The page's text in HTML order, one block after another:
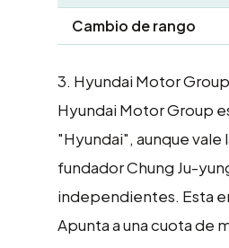
Cambio de rango
3. Hyundai Motor Group
Hyundai Motor Group
"Hyundai", aunque
fundador Chung Ju-
independientes. Esta
Apunta a una cuota de